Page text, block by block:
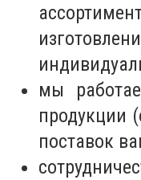
мы
продукции
поставок